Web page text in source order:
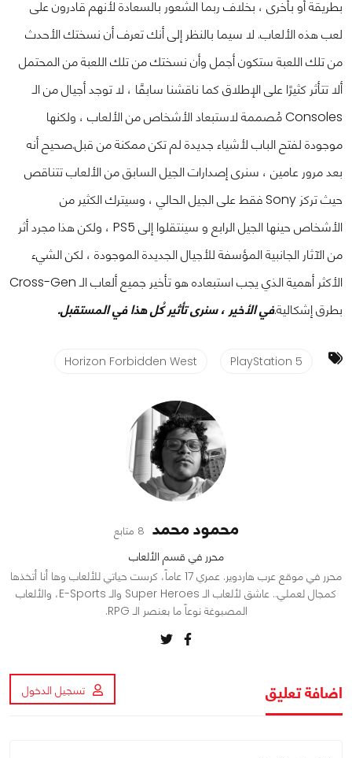
بطريقة أو بأخرى ، بخلاف ربما الشعور بالسعادة لأنهم قادرون على
لعب هذه الألعاب. لا سيما بالنظر إلى أنك تعرف أن نسختك الأحدث
من تلك اللعبة ستكون أجمل وأن نسختك من تلك اللعبة من المحتمل
ألا تتأثر كثيرًا على الإطلاق كما ناقشنا سابقًا ، لا توجد أجيال من الـ
Consoles مُصممة لاستبعاد الأشخاص من الألعاب ، ولكنها
موجودة لفتح الباب لأشياء جديدة لم تكن ممكنة من قبل.صحيح أنه
بعد مرور عامين ، سنرى إصدارات الجيل السابق من الألعاب تتناقص
حيث تركز Sony فقط على الجيل الحالي ، وسيترك الكثير من
الأشخاص حينها الجيل الرابع و سينتقلوا إلى PS5 ، ولكن هذا مجرد أثر
من الآثار الجانبية المؤسفة للأجيال الجديدة الموجودة ، لكن الشيء
الأكثر أهمية الذي يجب استبعاده هو تأخير جميع ألعاب الـ Cross-Gen
بطرق إشكالية.في الأخير ، سنرى تأثير كُل هذا في المستقبل.
PlayStation 5
Horizon Forbidden West
محمود محمد 8 متابع
محرر في قسم الألعاب
محرر في موقع عرب هاردوير. عمري 17 عاماً، كرست حياتي للألعاب وها أنا أتخذها
كمجال لعملي.. عاشق لألعاب الـ Super Heroes والـ E-Sports، والألعاب
المصبوغة نوعاً ما بعنصر الـ RPG.
اضافة تعليق تسجيل الدخول